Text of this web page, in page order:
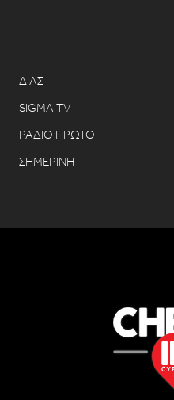
ΔΙΑΣ
SIGMA TV
ΡΑΔΙΟ ΠΡΩΤΟ
ΣΗΜΕΡΙΝΗ